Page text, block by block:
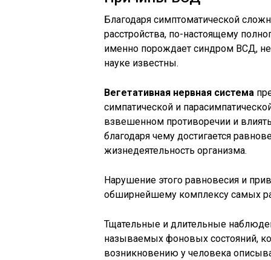
Благодаря симптоматической
расстройства, по-настоящему
именно порождает синдром ВСД,
науке известны.
Вегетативная нервная система
симпатической и
взвешенном противоречии и
благодаря чему достигается
жизнедеятельность организма.
Нарушение этого равновесия и
обширнейшему комплексу самых
Тщательные и длительные
называемых фоновых состояний,
возникновению у человека